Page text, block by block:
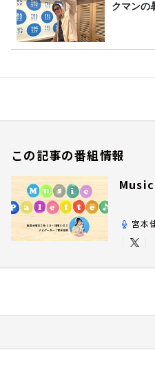
クマンの
この記事の番組情報
宮本